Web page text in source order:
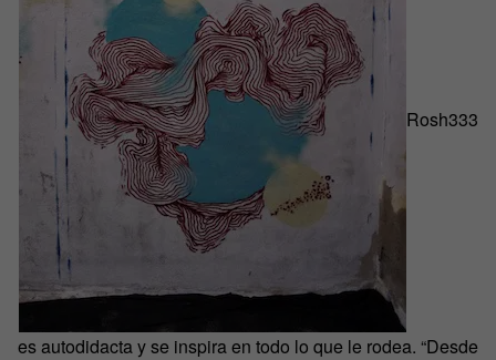
Rosh333
es autodidacta y se inspira en todo lo que le rodea. “Desde